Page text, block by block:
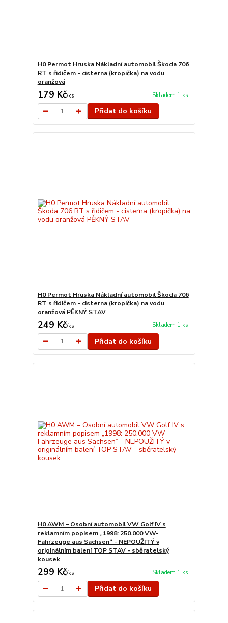
H0 Permot Hruska Nákladní automobil Škoda 706
RT s řidičem - cisterna (kropička) na vodu
oranžová
179 Kč/ks Skladem 1 ks
Přidat do košíku
H0 Permot Hruska Nákladní automobil Škoda 706
RT s řidičem - cisterna (kropička) na vodu
oranžová PĚKNÝ STAV
249 Kč/ks Skladem 1 ks
Přidat do košíku
H0 AWM – Osobní automobil VW Golf IV s
reklamním popisem „1998: 250.000 VW-
Fahrzeuge aus Sachsen“ - NEPOUŽITÝ v
originálním balení TOP STAV - sběratelský
kousek
299 Kč/ks Skladem 1 ks
Přidat do košíku